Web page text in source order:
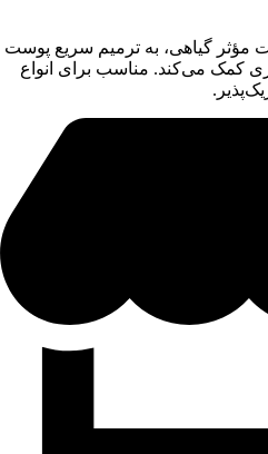
مؤثر گیاهی، به ترمیم سریع پوست
کمک می‌کند. مناسب برای انواع